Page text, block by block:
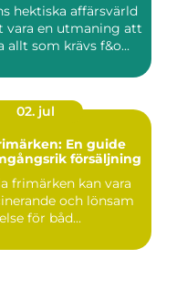
hektiska affärsvärld
vara en utmaning att
allt som krävs f&o...
02. jul
En guide
försäljning
frimärken kan vara
och lönsam
för båd...